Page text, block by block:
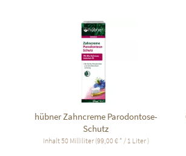
hübner Zahncreme Parodontose-
Schutz
Inhalt50 Milliliter (99,00 € * / 1 Liter )